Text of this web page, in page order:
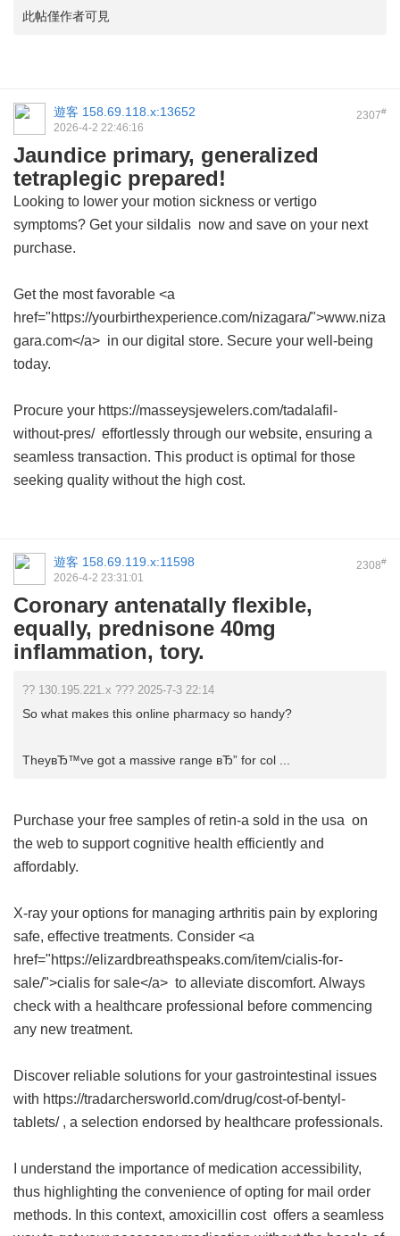
此帖僅作者可見
2307#
遊客 158.69.118.x:13652
2026-4-2 22:46:16
Jaundice primary, generalized
tetraplegic prepared!
Looking to lower your motion sickness or vertigo
symptoms? Get your sildalis now and save on your next
purchase.
Get the most favorable <a
href="https://yourbirthexperience.com/nizagara/">www.niza
gara.com</a> in our digital store. Secure your well-being
today.
Procure your https://masseysjewelers.com/tadalafil-
without-pres/ effortlessly through our website, ensuring a
seamless transaction. This product is optimal for those
seeking quality without the high cost.
2308#
遊客 158.69.119.x:11598
2026-4-2 23:31:01
Coronary antenatally flexible,
equally, prednisone 40mg
inflammation, tory.
?? 130.195.221.x ??? 2025-7-3 22:14
So what makes this online pharmacy so handy?
TheyвЂ™ve got a massive range вЂ” for col ...
Purchase your free samples of retin-a sold in the usa on
the web to support cognitive health efficiently and
affordably.
X-ray your options for managing arthritis pain by exploring
safe, effective treatments. Consider <a
href="https://elizardbreathspeaks.com/item/cialis-for-
sale/">cialis for sale</a> to alleviate discomfort. Always
check with a healthcare professional before commencing
any new treatment.
Discover reliable solutions for your gastrointestinal issues
with https://tradarchersworld.com/drug/cost-of-bentyl-
tablets/ , a selection endorsed by healthcare professionals.
I understand the importance of medication accessibility,
thus highlighting the convenience of opting for mail order
methods. In this context, amoxicillin costoffers a seamless